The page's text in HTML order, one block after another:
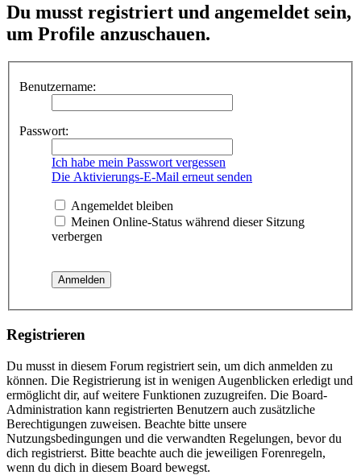
Du musst registriert und angemeldet sein,
um Profile anzuschauen.
Benutzername:
Passwort:
Ich habe mein Passwort vergessen
Die Aktivierungs-E-Mail erneut senden
Angemeldet bleiben
Meinen Online-Status während dieser Sitzung
verbergen
Registrieren
Du musst in diesem Forum registriert sein, um dich anmelden zu
können. Die Registrierung ist in wenigen Augenblicken erledigt und
ermöglicht dir, auf weitere Funktionen zuzugreifen. Die Board-
Administration kann registrierten Benutzern auch zusätzliche
Berechtigungen zuweisen. Beachte bitte unsere
Nutzungsbedingungen und die verwandten Regelungen, bevor du
dich registrierst. Bitte beachte auch die jeweiligen Forenregeln,
wenn du dich in diesem Board bewegst.